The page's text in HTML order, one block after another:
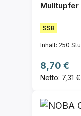
Mulltupfer
SSB
Inhalt: 250
Regulärer
8,70 €
Netto: 7,31 €